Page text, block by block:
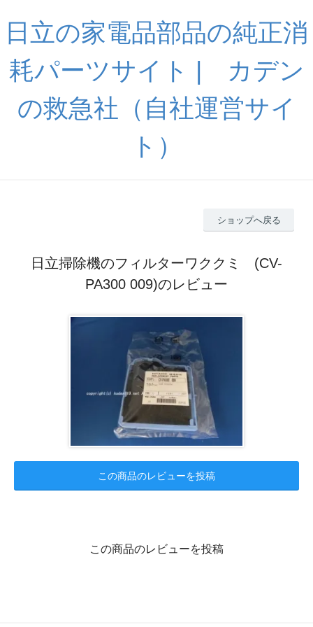
日立の家電品部品の純正消
耗パーツサイト | カデン
の救急社（自社運営サイ
ト）
ショップへ戻る
日立掃除機のフィルターワククミ (CV-
PA300 009)のレビュー
この商品のレビューを投稿
この商品のレビューを投稿